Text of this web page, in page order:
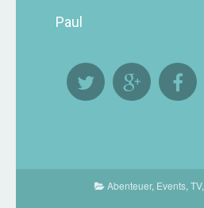
Paul
Abenteuer, Events, TV,